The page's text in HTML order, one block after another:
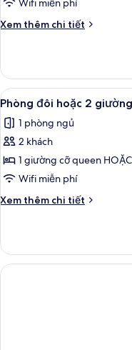
Wifi miễn phí
Xem thêm chi tiết
Chi
Studio
Deluxe
Xem
tất
cả
ảnh
Phòng
đôi
hoặc
2
đơn
Deluxe
5
Phòng đôi hoặc 2
1 phòng ngủ
2 khách
1 giường cỡ queen
Wifi miễn phí
Xem thêm chi tiết
Chi
Phòng
đôi
hoặc